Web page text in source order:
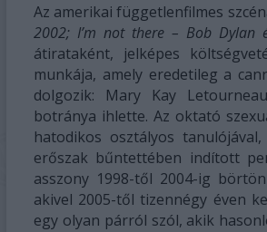
Az amerikai függetlenfilmes
2002; I’m not there – Bob Dylan
átirataként, jelképes
munkája, amely eredetileg a
dolgozik: Mary Kay
botránya ihlette. Az oktató
hatodikos osztályos
erőszak bűntettében indított
asszony 1998-től 2004-ig
akivel 2005-től tizennégy éven
egy olyan párról szól, akik